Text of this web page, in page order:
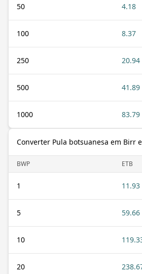
50 4.18
100 8.37
250 20.94
500 41.89
1000 83.79
Converter Pula botsuanesa em Birr
BWP ETB
1 11.93
5 59.66
10
20